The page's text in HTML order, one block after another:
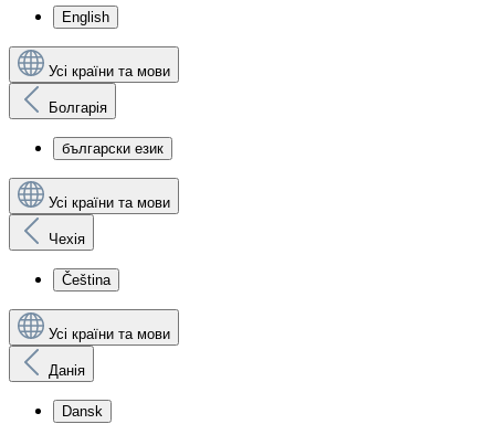
English
Усі країни та мови
Болгарія
български език
Усі країни та мови
Чехія
Čeština
Усі країни та мови
Данія
Dansk